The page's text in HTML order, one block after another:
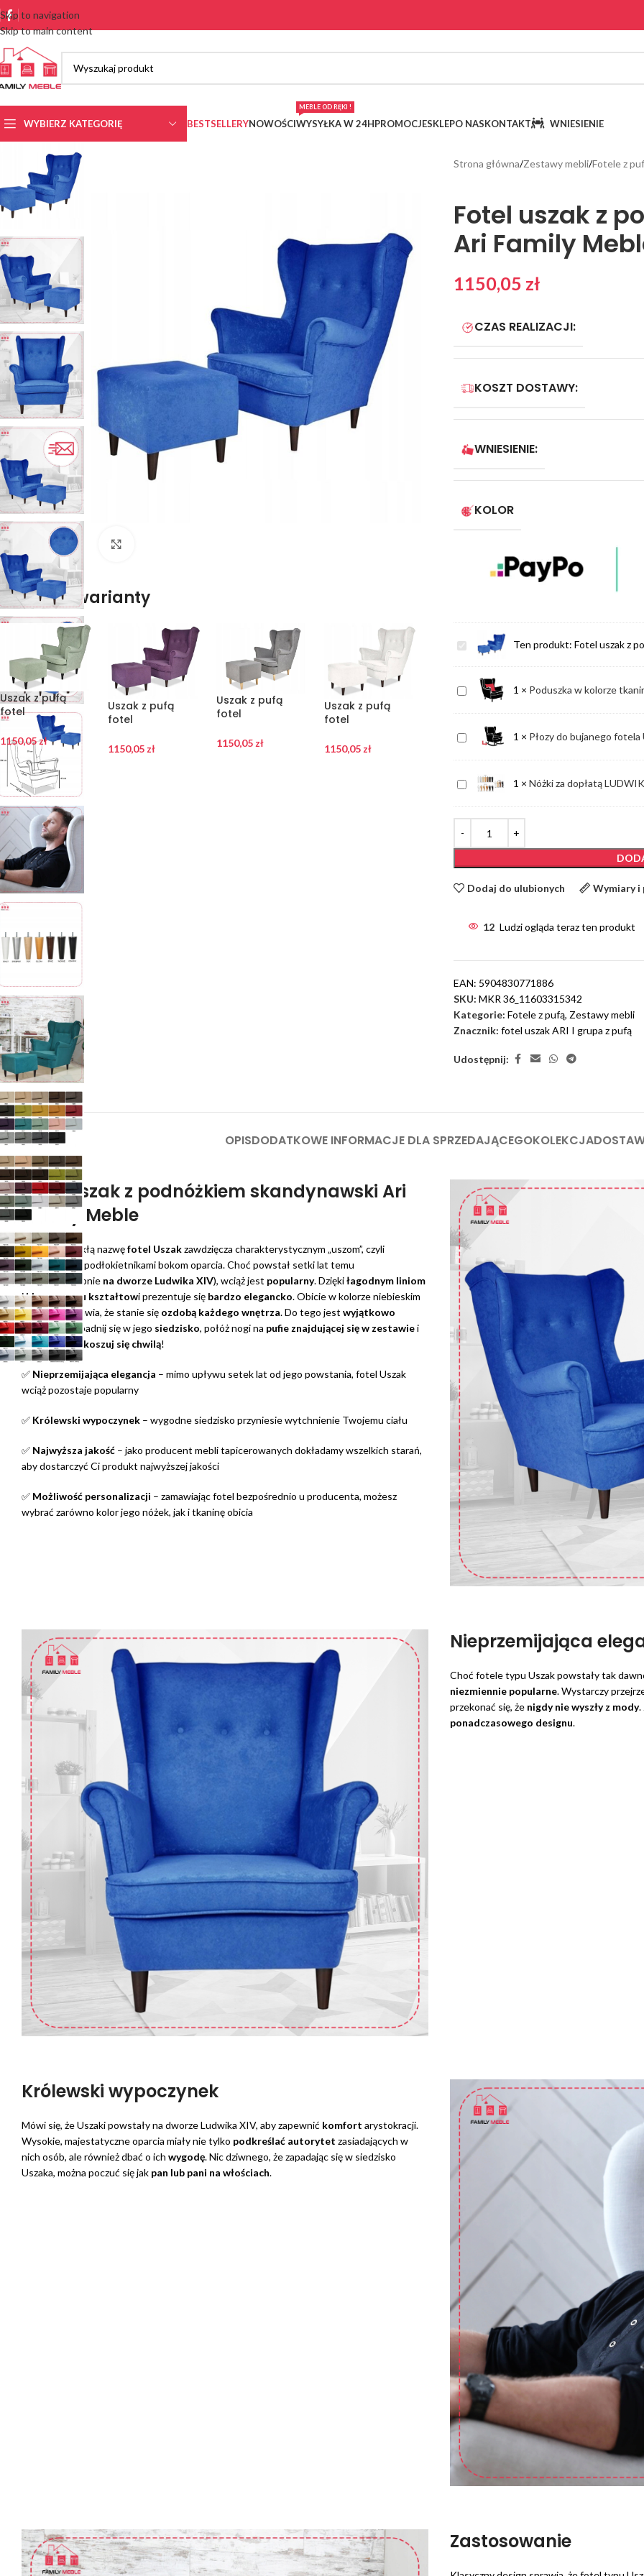
Skip to navigation
Skip to main content
WYBIERZ KATEGORIĘ BESTSELLERYNOWOŚCIWYSYŁKA W 24H
MEBLE OD RĘKI !
PROMOCJESKLEPO NASKONTAKT WNIESIENIE
warianty
Uszak z pufą
fotel
skandynawski
pistacja
PRODUCENT
1150,05zł
Uszak z pufą
fotel
jagodowy
1150,05 zł
Uszak z pufą
fotel
szarość
1150,05 zł
Uszak z pufą
fotel
biel PRODUCENT
1150,05 zł
Uszak z pufą
skandynawski
czerwony
PRODUCENT
fotel
malinowy
1150,05zł
Strona główna Zestawy mebli Fotele z
Fotel uszak z
Ari Family
1150,05 zł
CZAS REALIZACJI:
KOSZT DOSTAWY:
WNIESIENIE:
KOLOR
Fotel
podnóżkiem
Meble
Ten produkt: Fotel uszak z
Poduszka
tkaniny
1 × Poduszka w kolorze
Płozy
fotela
1 × Płozy do bujanego
Nóżki
LUDWIK
KOPYTKO
1 × Nóżki za dopłatą
Dodaj do ulubionych Wymiary i
12 Ludzi ogląda teraz ten produkt
EAN: 5904830771886
SKU: MKR 36_11603315342
Kategorie: Fotele z pufą, Zestawy mebli
Znacznik: fotel uszak ARI I grupa z pufą
Udostępnij:
OPISDODATKOWE INFORMACJE DLA SPRZEDAJĄCEGOKOLEKCJA
Fotel uszak z podnóżkiem skandynawski Ari
Family Meble
Swoją niezwykłą nazwęfotel Uszakzawdzięcza charakterystycznym „uszom”, czyli
połączonym z podłokietnikami bokom oparcia. Choć powstał setki lat temu
(prawdopodobnie na dworze Ludwika XIV), wciąż jest popularny. Dziękiłagodnym liniom
iklasycznemu kształtowi prezentuje się bardzo elegancko. Obicie w kolorze niebieskim
(MKR 36) sprawia, że stanie się ozdobą każdego wnętrza. Do tego jest wyjątkowo
wygodny. Zapadnij się w jego siedzisko, połóż nogi na pufie znajdującej się w zestawiei
po prosturozkoszuj się chwilą!
✅ Nieprzemijająca elegancja – mimo upływu setek lat od jego powstania, fotel Uszak
wciąż pozostaje popularny
✅ Królewski wypoczynek – wygodne siedzisko przyniesie wytchnienie Twojemu ciału
✅ Najwyższa jakość – jako producent mebli tapicerowanych dokładamy wszelkich starań,
aby dostarczyć Ci produkt najwyższej jakości
✅ Możliwość personalizacji – zamawiając fotel bezpośrednio u producenta, możesz
wybrać zarówno kolor jego nóżek, jak i tkaninę obicia
Nieprzemijająca
Choć fotele typu Uszak powstały tak
niezmiennie popularne. Wystarczy
przekonać się, że nigdy nie wyszły z mody.
ponadczasowego designu.
Królewski wypoczynek
Mówi się, że Uszaki powstały na dworze Ludwika XIV, aby zapewnić komfort arystokracji.
Wysokie, majestatyczne oparcia miały nie tylko podkreślać autorytet zasiadających w
nich osób, ale również dbać o ich wygodę. Nic dziwnego, że zapadając się w siedzisko
Uszaka, można poczuć się jak pan lub pani na włościach.
Zastosowanie